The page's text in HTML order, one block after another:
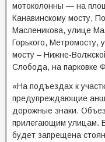
мотоколонны — на
Канавинскому мосту,
Масленикова, улице
Горького, Метромосту,
мосту – Нижне-
Слобода, на парковке
«На подъездах к
предупреждающие
дорожные знаки.
прилегающим улицам.
будет запрещена